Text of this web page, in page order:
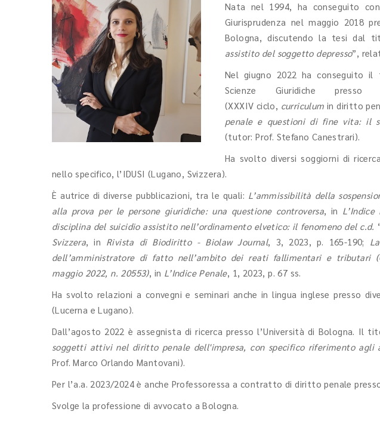
Nata nel 1994, ha conseguito
Giurisprudenza nel maggio 2018
Bologna, discutendo la tesi dal
assistito del soggetto depresso”,
Nel giugno 2022 ha conseguito
Scienze Giuridiche presso
(XXXIV ciclo, curriculum in diritto
penale e questioni di fine vita: il
(tutor: Prof. Stefano Canestrari).
Ha svolto diversi soggiorni di
nello specifico, l’IDUSI (Lugano, Svizzera).
È autrice di diverse pubblicazioni, tra le quali: L’ammissibilità della
alla prova per le persone giuridiche: una questione controversa, in L’Indice
disciplina del suicidio assistito nell’ordinamento elvetico: il fenomeno del c.d.
Svizzera, in Rivista di Biodiritto - Biolaw Journal, 3, 2023, p. 165-190;
dell’amministratore di fatto nell’ambito dei reati fallimentari e tributari
maggio 2022, n. 20553), in L’Indice Penale, 1, 2023, p. 67 ss.
Ha svolto relazioni a convegni e seminari anche in lingua inglese presso
(Lucerna e Lugano).
Dall’agosto 2022 è assegnista di ricerca presso l’Università di Bologna. Il
soggetti attivi nel diritto penale dell'impresa, con specifico riferimento
Prof. Marco Orlando Mantovani).
Per l’a.a. 2023/2024 è anche Professoressa a contratto di diritto penale
Svolge la professione di avvocato a Bologna.